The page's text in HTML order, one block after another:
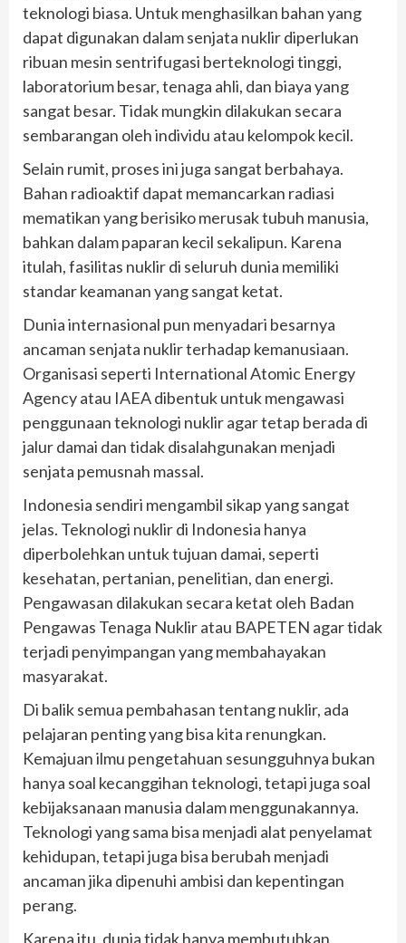
teknologi biasa. Untuk menghasilkan bahan yang
dapat digunakan dalam senjata nuklir diperlukan
ribuan mesin sentrifugasi berteknologi tinggi,
laboratorium besar, tenaga ahli, dan biaya yang
sangat besar. Tidak mungkin dilakukan secara
sembarangan oleh individu atau kelompok kecil.
Selain rumit, proses ini juga sangat berbahaya.
Bahan radioaktif dapat memancarkan radiasi
mematikan yang berisiko merusak tubuh manusia,
bahkan dalam paparan kecil sekalipun. Karena
itulah, fasilitas nuklir di seluruh dunia memiliki
standar keamanan yang sangat ketat.
Dunia internasional pun menyadari besarnya
ancaman senjata nuklir terhadap kemanusiaan.
Organisasi seperti International Atomic Energy
Agency atau IAEA dibentuk untuk mengawasi
penggunaan teknologi nuklir agar tetap berada di
jalur damai dan tidak disalahgunakan menjadi
senjata pemusnah massal.
Indonesia sendiri mengambil sikap yang sangat
jelas. Teknologi nuklir di Indonesia hanya
diperbolehkan untuk tujuan damai, seperti
kesehatan, pertanian, penelitian, dan energi.
Pengawasan dilakukan secara ketat oleh Badan
Pengawas Tenaga Nuklir atau BAPETEN agar tidak
terjadi penyimpangan yang membahayakan
masyarakat.
Di balik semua pembahasan tentang nuklir, ada
pelajaran penting yang bisa kita renungkan.
Kemajuan ilmu pengetahuan sesungguhnya bukan
hanya soal kecanggihan teknologi, tetapi juga soal
kebijaksanaan manusia dalam menggunakannya.
Teknologi yang sama bisa menjadi alat penyelamat
kehidupan, tetapi juga bisa berubah menjadi
ancaman jika dipenuhi ambisi dan kepentingan
perang.
Karena itu, dunia tidak hanya membutuhkan